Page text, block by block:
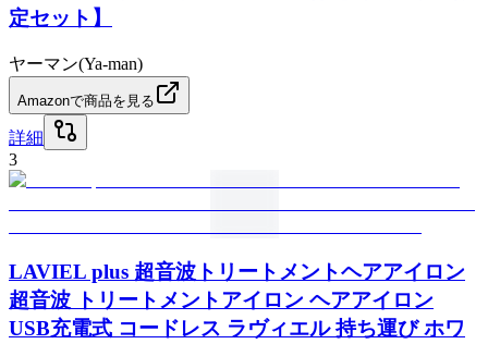
定セット】
ヤーマン(Ya-man)
Amazonで商品を見る
詳細
3
LAVIEL plus 超音波トリートメントヘアアイロン
超音波 トリートメントアイロン ヘアアイロン
USB充電式 コードレス ラヴィエル 持ち運び ホワ